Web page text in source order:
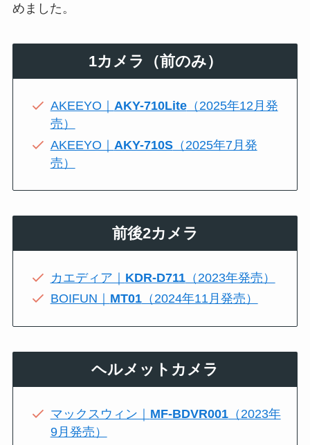
めました。
1カメラ（前のみ）
AKEEYO｜ AKY-710Lite（2025年12月発
売）
AKEEYO｜ AKY-710S（2025年7月発
売）
前後2カメラ
カエディア｜ KDR-D711（2023年発売）
BOIFUN｜ MT01（2024年11月発売）
ヘルメットカメラ
マックスウィン｜ MF-BDVR001（2023年
9月発売）